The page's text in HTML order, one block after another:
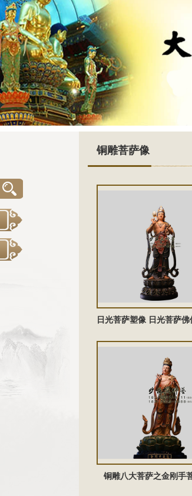
铜雕菩萨像
铜雕八大菩萨之金刚手